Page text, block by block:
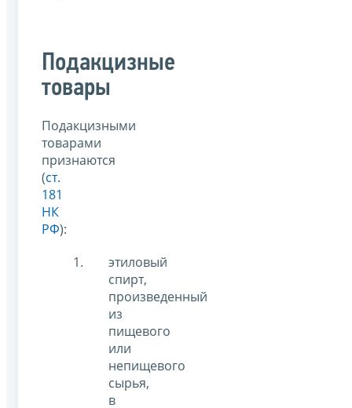
Подакцизные
товары
Подакцизными
товарами
признаются
(ст.
181
НК
РФ):
этиловый
спирт,
произведенный
из
пищевого
или
непищевого
сырья,
в